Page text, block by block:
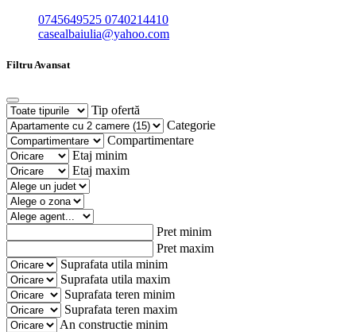
0745649525 0740214410
casealbaiulia@yahoo.com
Filtru Avansat
Tip ofertă
Categorie
Compartimentare
Etaj minim
Etaj maxim
Pret minim
Pret maxim
Suprafata utila minim
Suprafata utila maxim
Suprafata teren minim
Suprafata teren maxim
An constructie minim